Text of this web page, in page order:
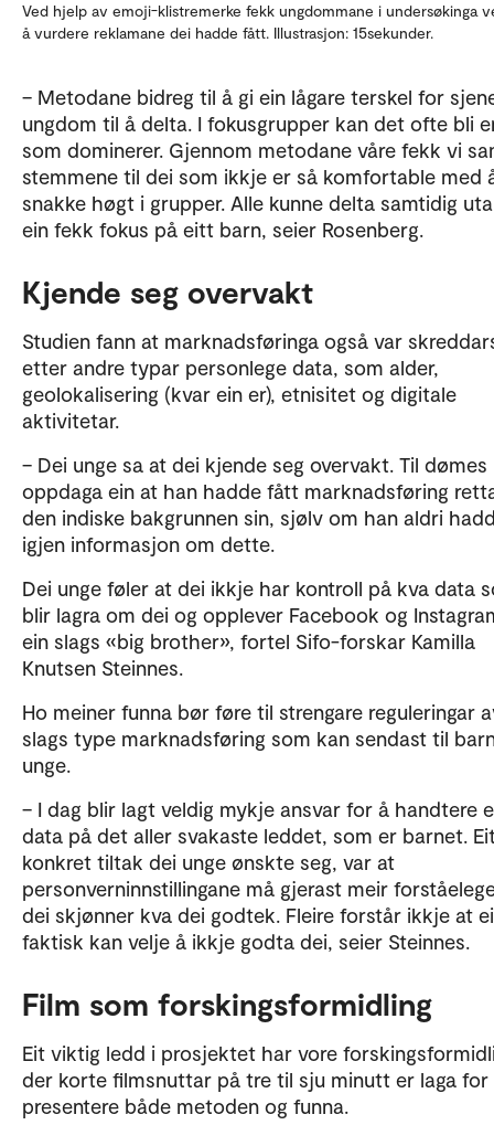
Ved hjelp av emoji-klistremerke fekk ungdommane i undersøkinga
å vurdere reklamane dei hadde fått. Illustrasjon: 15sekunder.
– Metodane bidreg til å gi ein lågare terskel for
ungdom til å delta. I fokusgrupper kan det ofte bli
som dominerer. Gjennom metodane våre fekk vi
stemmene til dei som ikkje er så komfortable med
snakke høgt i grupper. Alle kunne delta samtidig
ein fekk fokus på eitt barn, seier Rosenberg.
Kjende seg overvakt
Studien fann at marknadsføringa også var
etter andre typar personlege data, som alder,
geolokalisering (kvar ein er), etnisitet og digitale
aktivitetar.
– Dei unge sa at dei kjende seg overvakt. Til dømes
oppdaga ein at han hadde fått marknadsføring
den indiske bakgrunnen sin, sjølv om han aldri
igjen informasjon om dette.
Dei unge føler at dei ikkje har kontroll på kva data
blir lagra om dei og opplever Facebook og
ein slags «big brother», fortel Sifo-forskar Kamilla
Knutsen Steinnes.
Ho meiner funna bør føre til strengare reguleringar
slags type marknadsføring som kan sendast til
unge.
– I dag blir lagt veldig mykje ansvar for å handtere
data på det aller svakaste leddet, som er barnet.
konkret tiltak dei unge ønskte seg, var at
personverninnstillingane må gjerast meir
dei skjønner kva dei godtek. Fleire forstår ikkje at
faktisk kan velje å ikkje godta dei, seier Steinnes.
Film som forskingsformidling
Eit viktig ledd i prosjektet har vore
der korte filmsnuttar på tre til sju minutt er laga for
presentere både metoden og funna.